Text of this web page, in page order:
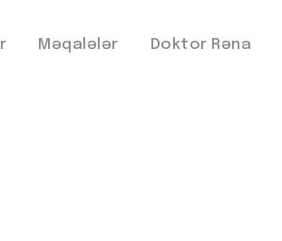
Məqalələr Doktor Rəna